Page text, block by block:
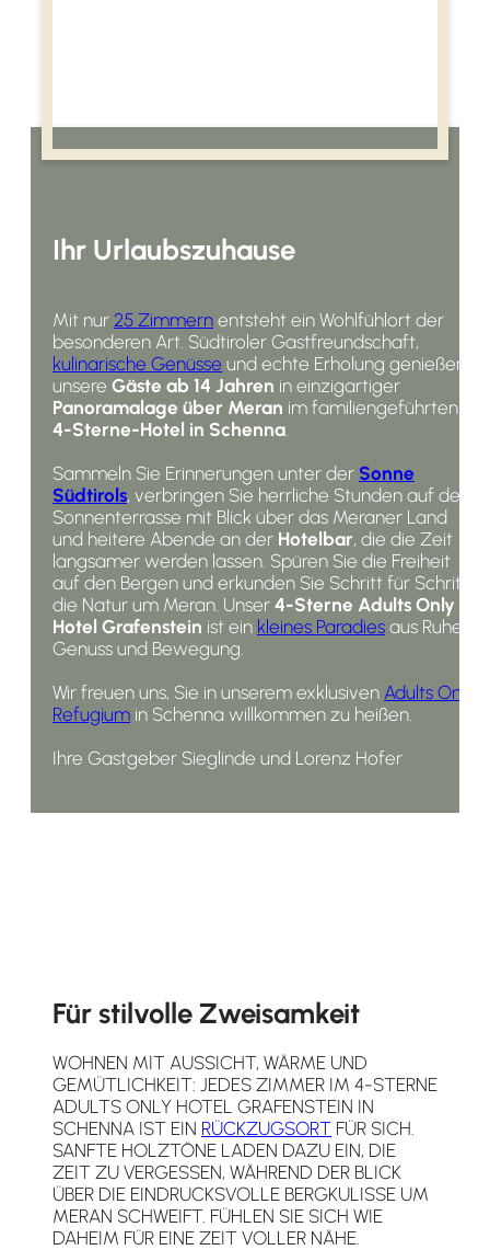
Ihr Urlaubszuhause
Mit nur 25 Zimmern entsteht ein Wohlfühlort der
besonderen Art. Südtiroler Gastfreundschaft,
kulinarische Genüsse und echte Erholung genießen
unsere Gäste ab 14 Jahren in einzigartiger
Panoramalage über Meran im familiengeführten
4-Sterne-Hotel in Schenna.
Sammeln Sie Erinnerungen unter der Sonne
Südtirols, verbringen Sie herrliche Stunden auf der
Sonnenterrasse mit Blick über das Meraner Land
und heitere Abende an der Hotelbar, die die Zeit
langsamer werden lassen. Spüren Sie die Freiheit
auf den Bergen und erkunden Sie Schritt für Schritt
die Natur um Meran. Unser 4-Sterne Adults Only
Hotel Grafenstein ist ein kleines Paradies aus Ruhe,
Genuss und Bewegung.
Wir freuen uns, Sie in unserem exklusiven Adults Only
Refugium in Schenna willkommen zu heißen.
Ihre Gastgeber Sieglinde und Lorenz Hofer
Für stilvolle Zweisamkeit
WOHNEN MIT AUSSICHT, WÄRME UND
GEMÜTLICHKEIT: JEDES ZIMMER IM 4-STERNE
ADULTS ONLY HOTEL GRAFENSTEIN IN
SCHENNA IST EIN RÜCKZUGSORT FÜR SICH.
SANFTE HOLZTÖNE LADEN DAZU EIN, DIE
ZEIT ZU VERGESSEN, WÄHREND DER BLICK
ÜBER DIE EINDRUCKSVOLLE BERGKULISSE UM
MERAN SCHWEIFT. FÜHLEN SIE SICH WIE
DAHEIM FÜR EINE ZEIT VOLLER NÄHE.